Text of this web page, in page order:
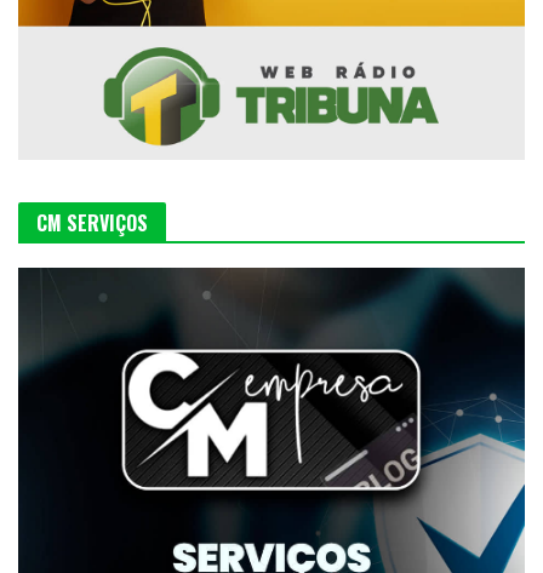
CM SERVIÇOS